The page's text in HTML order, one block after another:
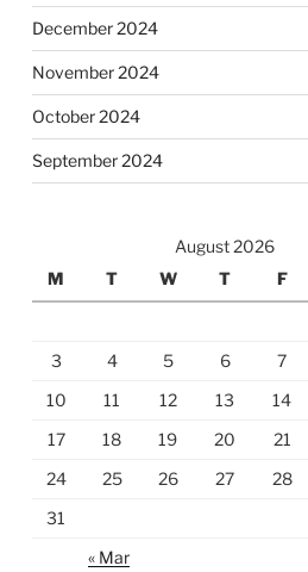
December 2024
November 2024
October 2024
September 2024
August 2026
M
T W T F
3
4 5 6 7
10
11 12 13 14
17
18 19 20 21
24
25 26 27 28
31
« Mar